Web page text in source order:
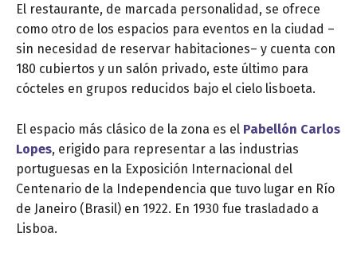
El restaurante, de marcada personalidad, se ofrece
como otro de los espacios para eventos en la ciudad –
sin necesidad de reservar habitaciones– y cuenta con
180 cubiertos y un salón privado, este último para
cócteles en grupos reducidos bajo el cielo lisboeta.
El espacio más clásico de la zona es el Pabellón Carlos
Lopes, erigido para representar a las industrias
portuguesas en la Exposición Internacional del
Centenario de la Independencia que tuvo lugar en Río
de Janeiro (Brasil) en 1922. En 1930 fue trasladado a
Lisboa.